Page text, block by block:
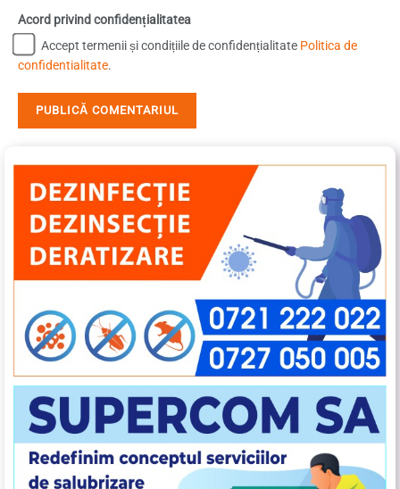
Acord privind confidențialitatea
Accept termenii și condițiile de confidențialitate Politica de
confidentialitate.